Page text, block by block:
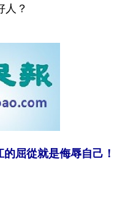
人？
屈從就是侮辱自己！